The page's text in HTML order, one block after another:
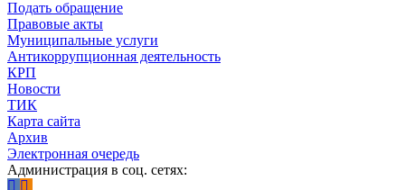
Подать обращение
Правовые акты
Муниципальные услуги
Антикоррупционная деятельность
КРП
Новости
ТИК
Карта сайта
Архив
Электронная очередь
Администрация в соц. сетях: